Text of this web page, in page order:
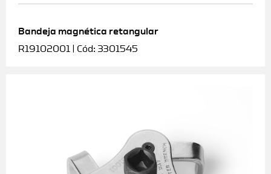
Bandeja magnética retangular
R19102001 | Cód: 3301545